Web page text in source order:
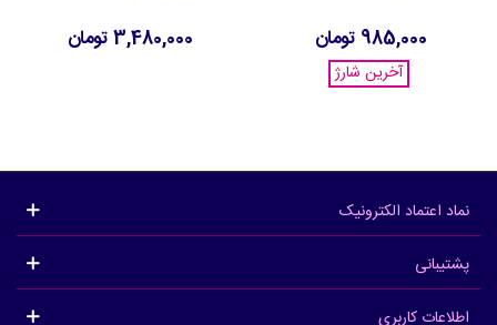
985,000 تومان
آخرین شارژ
3,480,000 تومان
نماد اعتماد الکترونیک
پشتیبانی
اطلاعات کاربری